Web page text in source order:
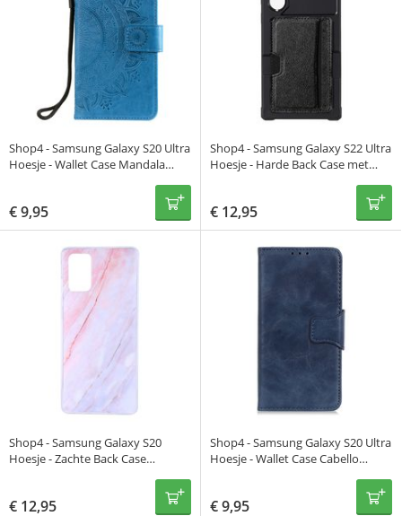
Shop4 - Samsung Galaxy S20 Ultra
Hoesje - Wallet Case Mandala
€9,95
Shop4 - Samsung Galaxy S22 Ultra
Hoesje - Harde Back Case met
€ 12,95
Shop4 - Samsung Galaxy S20
Hoesje - Zachte Back Case
€ 12,95
Shop4 - Samsung Galaxy S20 Ultra
Hoesje - Wallet Case Cabello
€9,95